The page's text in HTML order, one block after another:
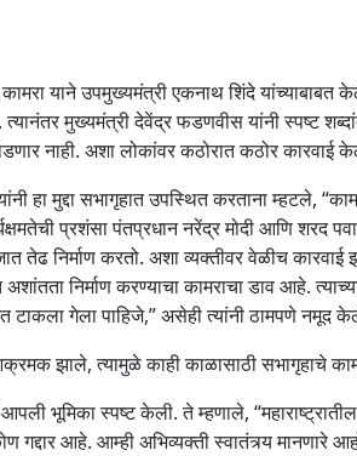
याने उपमुख्यमंत्री एकनाथ शिंदे यांच्याबाबत
मुख्यमंत्री देवेंद्र फडणवीस यांनी स्पष्ट
नाही. अशा लोकांवर कठोरात कठोर कारवाई
हा मुद्दा सभागृहात उपस्थित करताना म्हटले,
प्रशंसा पंतप्रधान नरेंद्र मोदी आणि शरद
तेढ निर्माण करतो. अशा व्यक्तीवर वेळीच कारवाई
अशांतता निर्माण करण्याचा कामराचा डाव आहे.
टाकला गेला पाहिजे,” असेही त्यांनी ठामपणे नमूद
झाले, त्यामुळे काही काळासाठी सभागृहाचे
भूमिका स्पष्ट केली. ते म्हणाले,
गद्दार आहे. आम्ही अभिव्यक्ती स्वातंत्र्य मानणारे